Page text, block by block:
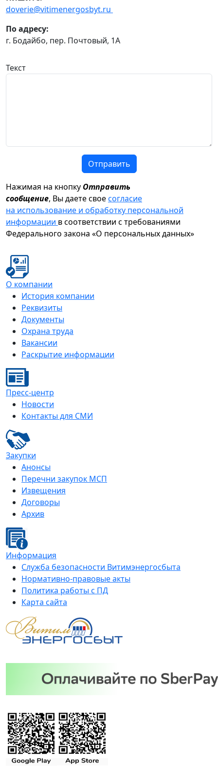
doverie@vitimenergosbyt.ru
По адресу:
г. Бодайбо, пер. Почтовый, 1А
Текст
Отправить
Нажимая на кнопку Отправить
сообщение, Вы даете своесогласие
на использование и обработку персональной
информации в соответствии с требованиями
Федерального закона «О персональных данных»
О компании
История компании
Реквизиты
Документы
Охрана труда
Вакансии
Раскрытие информации
Пресс-центр
Новости
Контакты для СМИ
Закупки
Анонсы
Перечни закупок МСП
Извещения
Договоры
Архив
Информация
Служба безопасности Витимэнергосбыта
Нормативно-правовые акты
Политика работы с ПД
Карта сайта